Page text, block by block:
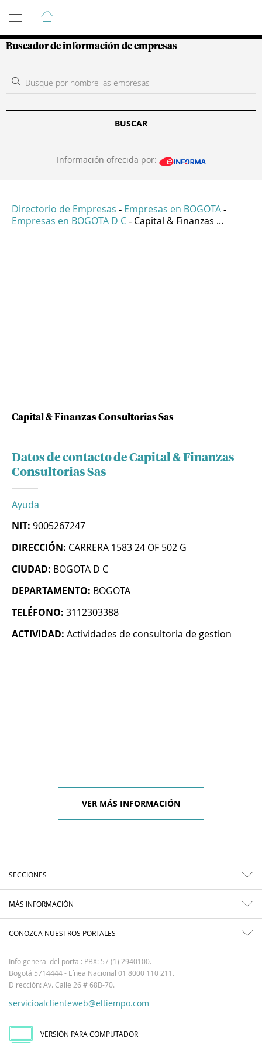
Guía de Empresas Colombianas
Buscador de información de empresas
BUSCAR
Información ofrecida por:
Directorio de Empresas - Empresas en BOGOTA -
Empresas en BOGOTA D C - Capital & Finanzas ...
Capital & Finanzas Consultorias Sas
Datos de contacto de Capital & Finanzas
Consultorias Sas
Ayuda
NIT: 9005267247
DIRECCIÓN: CARRERA 1583 24 OF 502 G
CIUDAD: BOGOTA D C
DEPARTAMENTO: BOGOTA
TELÉFONO: 3112303388
ACTIVIDAD: Actividades de consultoria de gestion
VER MÁS INFORMACIÓN
SECCIONES
MÁS INFORMACIÓN
CONOZCA NUESTROS PORTALES
Info general del portal: PBX: 57 (1) 2940100.
Bogotá 5714444 - Línea Nacional 01 8000 110 211.
Dirección: Av. Calle 26 # 68B-70.
servicioalclienteweb@eltiempo.com
VERSIÓN PARA COMPUTADOR